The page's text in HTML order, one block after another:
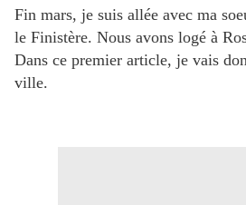
Fin mars, je suis allée avec ma
le Finistère. Nous avons logé à
Dans ce premier article, je vais
ville.